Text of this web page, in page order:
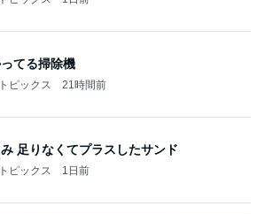
てる掃除機
ピックス 21時間前
足りなくてプラスしたサンド
ピックス 1日前